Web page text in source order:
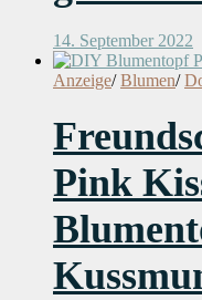
14. September 2022
Anzeige/ Blumen/
Pink